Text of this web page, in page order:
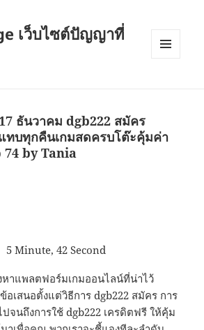
เว็บไซต์ปัญญาที่
ธันวาคม dgb222 สมัคร
ทบทุกคืนเกมสดครบโต๊ะคุ้มค่า
74 by Tania
5 Minute, 42 Second
าแพลตฟอร์มเกมออนไลน์ที่น่าไว้
อเสนอตั้งแต่วิธีการ dgb222 สมัคร การ
ปจนถึงการใช้ dgb222 เครดิตฟรี ให้คุ้ม